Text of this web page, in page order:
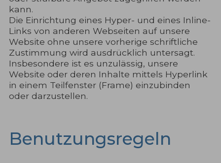
kann.
Die Einrichtung eines Hyper- und eines Inline-
Links von anderen Webseiten auf unsere
Website ohne unsere vorherige schriftliche
Zustimmung wird ausdrücklich untersagt.
Insbesondere ist es unzulässig, unsere
Website oder deren Inhalte mittels Hyperlink
in einem Teilfenster (Frame) einzubinden
oder darzustellen.
Benutzungsregeln